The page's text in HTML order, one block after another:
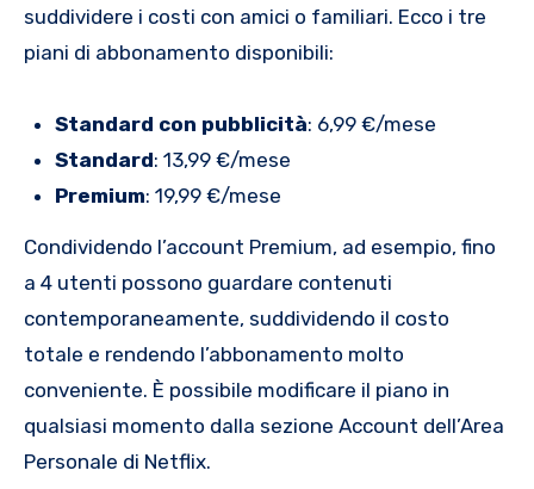
suddividere i costi con amici o familiari. Ecco i tre
piani di abbonamento disponibili:
Standard con pubblicità: 6,99 €/mese
Standard: 13,99 €/mese
Premium: 19,99 €/mese
Condividendo l’account Premium, ad esempio, fino
a 4 utenti possono guardare contenuti
contemporaneamente, suddividendo il costo
totale e rendendo l’abbonamento molto
conveniente. È possibile modificare il piano in
qualsiasi momento dalla sezione Account dell’Area
Personale di Netflix.